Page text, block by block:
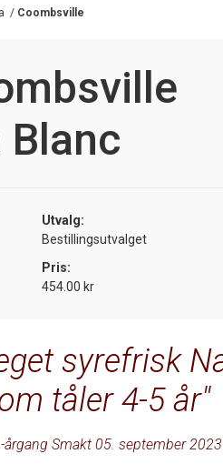
/ Coombsville
Blanc
Utvalg:
Bestillingsutvalget
Pris:
454.00 kr
syrefrisk
tåler 4-5 år
årgang Smakt 05. september 2023